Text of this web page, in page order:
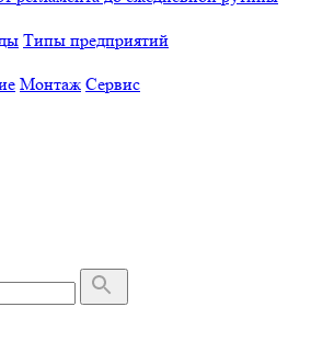
Типы предприятий
Монтаж Сервис